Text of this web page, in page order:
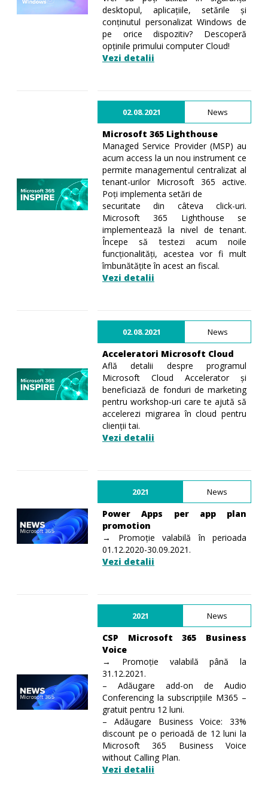
desktopul, aplicațiile, setările și
conținutul personalizat Windows de
pe orice dispozitiv? Descoperă
opținile primului computer Cloud!
Vezi detalii
02.08.2021 News
Microsoft 365 Lighthouse
Managed Service Provider (MSP) au
acum access la un nou instrument ce
permite managementul centralizat al
tenant-urilor Microsoft 365 active.
Poți implementa setări de
securitate din câteva click-uri.
Microsoft 365 Lighthouse se
implementează la nivel de tenant.
Începe să testezi acum noile
funcționalități, acestea vor fi mult
îmbunătățite în acest an fiscal.
Vezi detalii
02.08.2021 News
Acceleratori Microsoft Cloud
Află detalii despre programul
Microsoft Cloud Accelerator și
beneficiază de fonduri de marketing
pentru workshop-uri care te ajută să
accelerezi migrarea în cloud pentru
clienții tai.
Vezi detalii
2021 News
Power Apps per app plan
promotion
→ Promoție valabilă în perioada
01.12.2020-30.09.2021.
Vezi detalii
2021 News
CSP Microsoft 365 Business
Voice
→ Promoție valabilă până la
31.12.2021.
– Adăugare add-on de Audio
Conferencing la subscripțiile M365 –
gratuit pentru 12 luni.
– Adăugare Business Voice: 33%
discount pe o perioadă de 12 luni la
Microsoft 365 Business Voice
without Calling Plan.
Vezi detalii